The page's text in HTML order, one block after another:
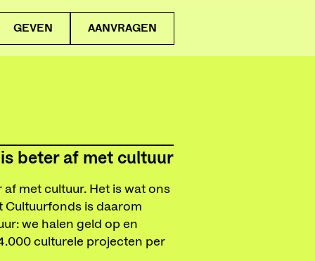
GEVEN AANVRAGEN
beter af met cultuur
af met cultuur. Het is wat ons
Cultuurfonds is daarom
we halen geld op en
culturele projecten per